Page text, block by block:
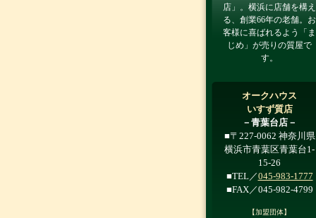
店」。横浜に店舗を構え
る、創業66年の老舗。お
客様に喜ばれるよう「ま
じめ」が売りの質屋で
す。
オークハウス
いすず質店
－青葉台店－
■〒227-0062 神奈川県
横浜市青葉区青葉台1-
15-26
■TEL／045-983-1777
■FAX／045-982-4799
【加盟団体】